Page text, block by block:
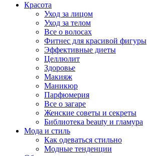
Красота
Уход за лицом
Уход за телом
Все о волосах
Фитнес для красивой фигуры
Эффективные диеты
Целлюлит
Здоровье
Макияж
Маникюр
Парфюмерия
Все о загаре
Женские советы и секреты
Библиотека beauty и гламура
Мода и стиль
Как одеваться стильно
Модные тенденции